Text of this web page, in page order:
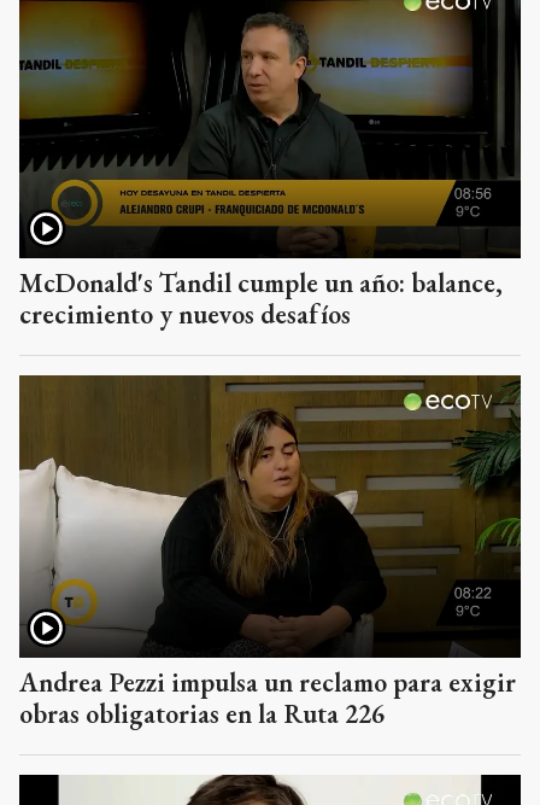
McDonald's Tandil cumple un año: balance,
crecimiento y nuevos desafíos
Andrea Pezzi impulsa un reclamo para exigir
obras obligatorias en la Ruta 226